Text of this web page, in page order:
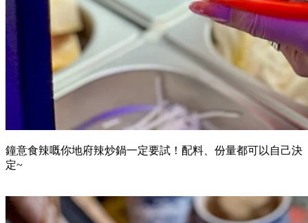
鐘意食辣嘅你地府辣炒鍋一定要試！配料、份量都可以自己決
定~